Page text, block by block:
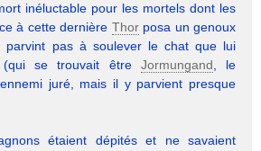
inéluctable pour les mortels dont les
à cette dernière Thorposa un genoux
pas à soulever le chat que lui
se trouvait être Jormungand , le
juré, mais il y parvient presque
étaient dépités et ne savaient